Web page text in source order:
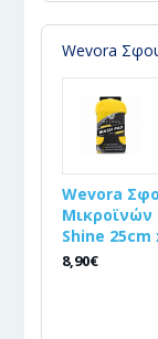
Wevora
Wevora
Μικροϊνών
Shine 25cm
8,90€